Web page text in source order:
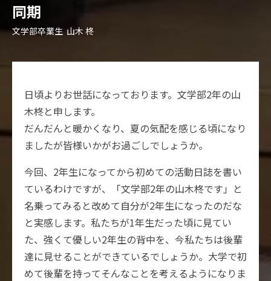
同期
文学部卒業生 山木 柊
日頃よりお世話になっております。文学部2年の山
木柊と申します。
だんだんと暖かくなり、夏の気配を感じる頃になり
ましたが皆様いかがお過ごしでしょうか。
今回、2年生になってから初めての活動日誌を書い
ているわけですが、「文学部2年の山木柊です」と
名乗ってみると改めて自分が2年生になったのだな
と実感します。私たちが1年生だった頃に見てい
た、強くて優しい2年生の背中を、今私たちは後輩
達に見せることができているでしょうか。大学で初
めて後輩を持ってそんなことを考えるようになりま